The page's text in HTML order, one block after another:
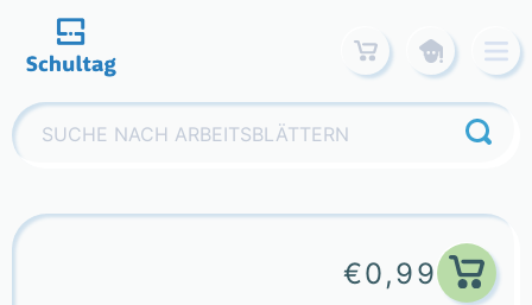
content
Suchen
nach:
€0,99